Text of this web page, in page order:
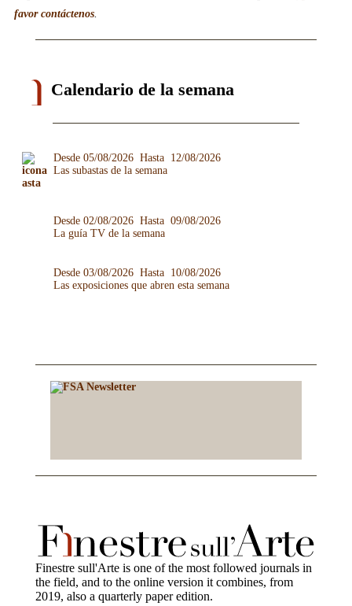
favor contáctenos.
Calendario de la semana
Desde 05/08/2026 Hasta 12/08/2026
Las subastas de la semana
Desde 02/08/2026 Hasta 09/08/2026
La guía TV de la semana
Desde 03/08/2026 Hasta 10/08/2026
Las exposiciones que abren esta semana
Finestre sull'Arte is one of the most followed journals in
the field, and to the online version it combines, from
2019, also a quarterly paper edition.